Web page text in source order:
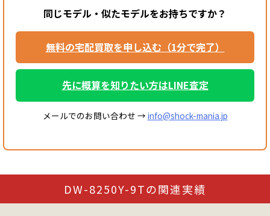
同じモデル・似たモデルをお持ちですか？
無料の宅配買取を申し込む（1分で完了）
先に概算を知りたい方はLINE査定
メールでのお問い合わせ → info@shock-mania.jp
DW-8250Y-9Tの関連実績